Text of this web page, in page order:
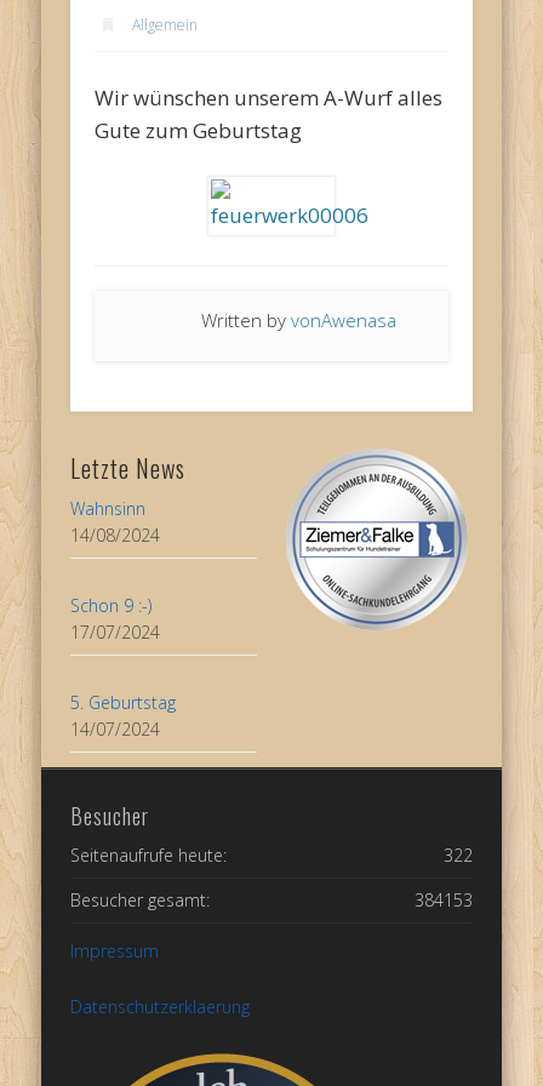
Allgemein
Wir wünschen unserem A-Wurf alles
Gute zum Geburtstag
Written byvonAwenasa
Letzte News
Wahnsinn
14/08/2024
Schon 9 :-)
17/07/2024
5. Geburtstag
14/07/2024
Besucher
322
Seitenaufrufe heute:
384153
Besucher gesamt:
Impressum
Datenschutzerklaerung